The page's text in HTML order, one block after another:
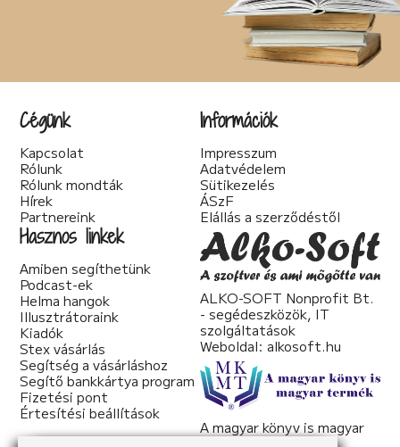
Cégünk
Kapcsolat
Rólunk
Rólunk mondták
Hírek
Partnereink
Információk
Impresszum
Adatvédelem
Sütikezelés
ÁSzF
Elállás a szerződéstől
Hasznos linkek
Amiben segíthetünk
Podcast-ek
Helma hangok
Illusztrátoraink
Kiadók
Stex vásárlás
Segítség a vásárláshoz
Segítő bankkártya program
Fizetési pont
Értesítési beállítások
ALKO-SOFT Nonprofit Bt.
- segédeszközök, IT
szolgáltatások
Weboldal: alkosoft.hu
A magyar könyv is magyar
termék